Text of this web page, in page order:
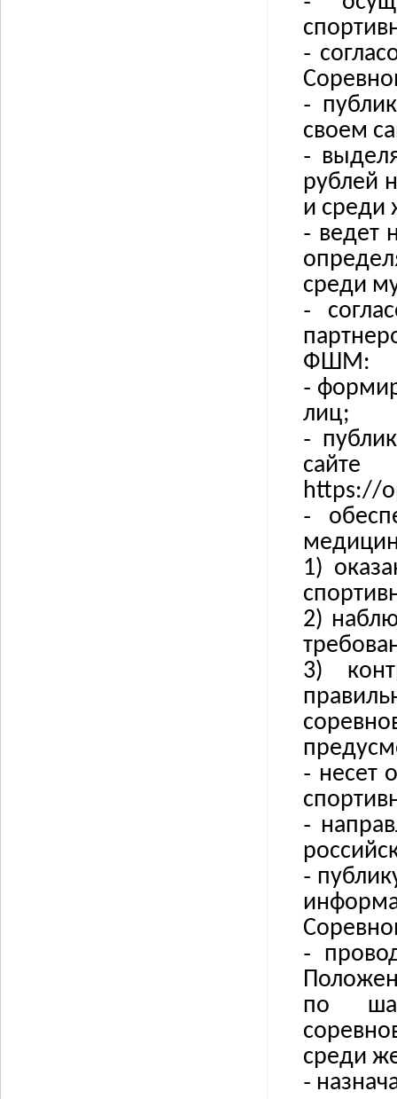
˗
˗
своем
˗
рублей
и
˗ ведет
среди
˗
ФШМ:
˗
лиц;
˗
https://
˗
1)
2)
3)
˗ несет
˗
˗
˗
по
среди
˗